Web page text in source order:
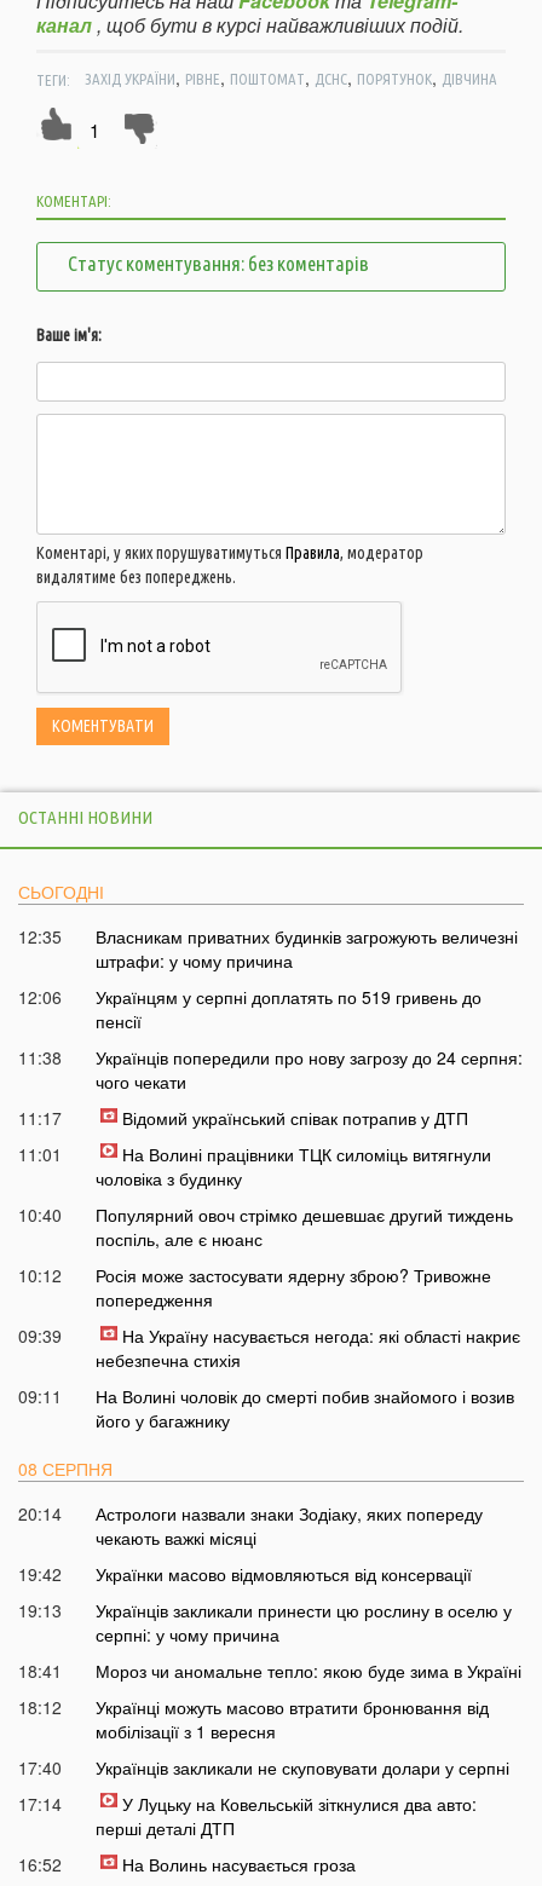
канал, щоб бути в курсі найважливіших подій.
ТЕГИ: ЗАХІД УКРАЇНИ, РІВНЕ, ПОШТОМАТ, ДСНС, ПОРЯТУНОК, ДІВЧИНА
1
КОМЕНТАРІ:
Статус коментування: без коментарів
Ваше ім'я:
Коментарі, у яких порушуватимуться Правила, модератор
видалятиме без попереджень.
ОСТАННІ НОВИНИ
СЬОГОДНІ
12:35
Власникам приватних будинків загрожують величезні
штрафи: у чому причина
12:06
Українцям у серпні доплатять по 519 гривень до
пенсії
11:38
Українців попередили про нову загрозу до 24 серпня:
чого чекати
11:17
Відомий український співак потрапив у ДТП
11:01
На Волині працівники ТЦК силоміць витягнули
чоловіка з будинку
10:40
Популярний овоч стрімко дешевшає другий тиждень
поспіль, але є нюанс
10:12
Росія може застосувати ядерну зброю? Тривожне
попередження
09:39
На Україну насувається негода: які області накриє
небезпечна стихія
09:11
На Волині чоловік до смерті побив знайомого і возив
його у багажнику
08 СЕРПНЯ
20:14
Астрологи назвали знаки Зодіаку, яких попереду
чекають важкі місяці
19:42
Українки масово відмовляються від консервації
19:13
Українців закликали принести цю рослину в оселю у
серпні: у чому причина
18:41
Мороз чи аномальне тепло: якою буде зима в Україні
18:12
Українці можуть масово втратити бронювання від
мобілізації з 1 вересня
17:40
Українців закликали не скуповувати долари у серпні
17:14
У Луцьку на Ковельській зіткнулися два авто:
перші деталі ДТП
16:52
На Волинь насувається гроза